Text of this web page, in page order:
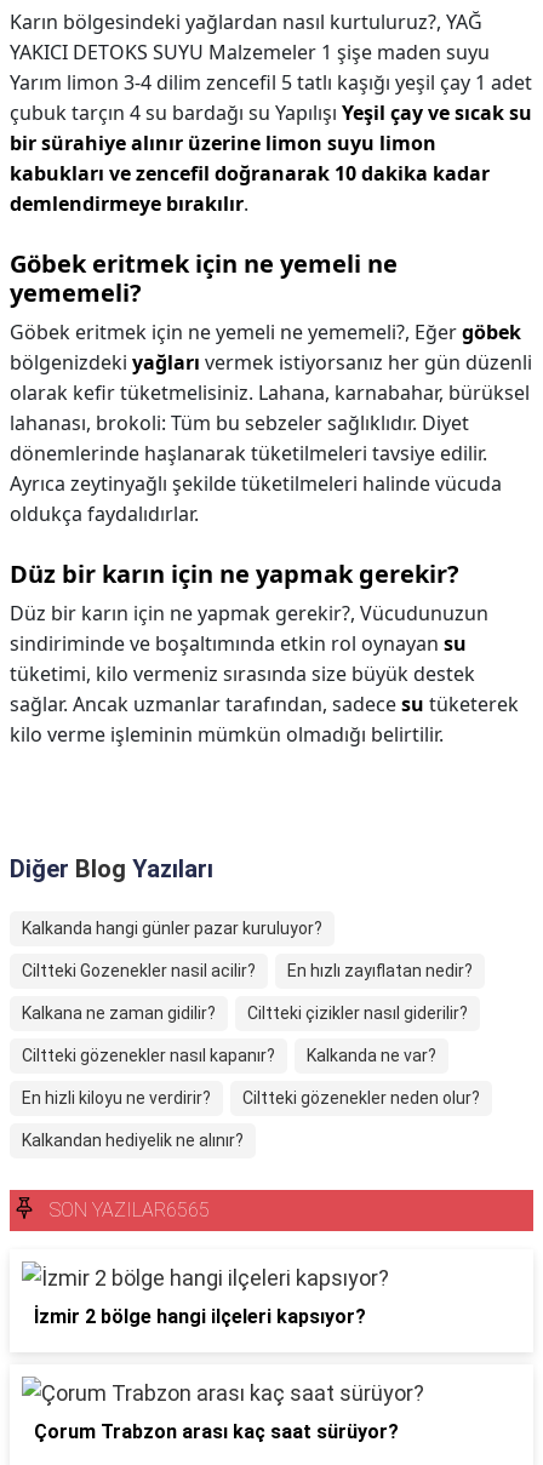
Karın bölgesindeki yağlardan nasıl kurtuluruz?, YAĞ
YAKICI DETOKS SUYU Malzemeler 1 şişe maden suyu
Yarım limon 3-4 dilim zencefil 5 tatlı kaşığı yeşil çay 1 adet
çubuk tarçın 4 su bardağı su Yapılışı Yeşil çay ve sıcak su
bir sürahiye alınır üzerine limon suyu limon
kabukları ve zencefil doğranarak 10 dakika kadar
demlendirmeye bırakılır.
Göbek eritmek için ne yemeli ne
yememeli?
Göbek eritmek için ne yemeli ne yememeli?, Eğergöbek
bölgenizdeki yağları vermek istiyorsanız her gün düzenli
olarak kefir tüketmelisiniz. Lahana, karnabahar, bürüksel
lahanası, brokoli: Tüm bu sebzeler sağlıklıdır. Diyet
dönemlerinde haşlanarak tüketilmeleri tavsiye edilir.
Ayrıca zeytinyağlı şekilde tüketilmeleri halinde vücuda
oldukça faydalıdırlar.
Düz bir karın için ne yapmak gerekir?
Düz bir karın için ne yapmak gerekir?, Vücudunuzun
sindiriminde ve boşaltımında etkin rol oynayan su
tüketimi, kilo vermeniz sırasında size büyük destek
sağlar. Ancak uzmanlar tarafından, sadecesu tüketerek
kilo verme işleminin mümkün olmadığı belirtilir.
Diğer Blog Yazıları
Kalkanda hangi günler pazar kuruluyor?
Ciltteki Gozenekler nasil acilir? En hızlı zayıflatan nedir?
Kalkana ne zaman gidilir? Ciltteki çizikler nasıl giderilir?
Ciltteki gözenekler nasıl kapanır? Kalkanda ne var?
En hizli kiloyu ne verdirir? Ciltteki gözenekler neden olur?
Kalkandan hediyelik ne alınır?
SON YAZILAR6565
İzmir 2 bölge hangi ilçeleri kapsıyor?
Çorum Trabzon arası kaç saat sürüyor?